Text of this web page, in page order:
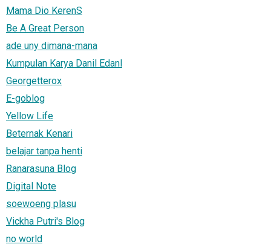
Mama Dio KerenS
Be A Great Person
ade uny dimana-mana
Kumpulan Karya Danil Edanl
Georgetterox
E-goblog
Yellow Life
Beternak Kenari
belajar tanpa henti
Ranarasuna Blog
Digital Note
soewoeng plasu
Vickha Putri's Blog
no world